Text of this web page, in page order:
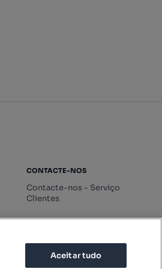
CONTACTE-NOS
Contacte-nos - Serviço
Clientes
Aceitar tudo